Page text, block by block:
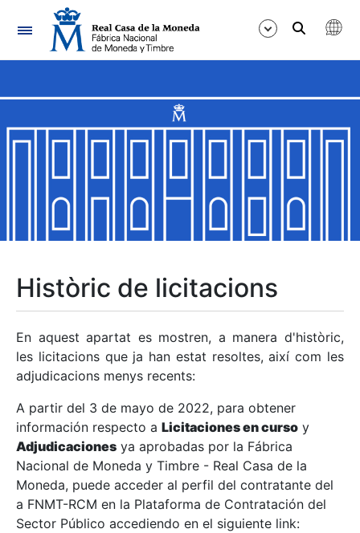
Navegació
Mostra/Amaga
Mostra/Amaga
Mostra/Amaga
Mostra/Amaga
Mostra/Amaga
Històric de licitacions
En aquest apartat es mostren, a manera d'històric,
les licitacions que ja han estat resoltes, així com les
adjudicacions menys recents:
A partir del 3 de mayo de 2022, para obtener
información respecto a Licitaciones en curso y
Adjudicaciones ya aprobadas por la Fábrica
Nacional de Moneda y Timbre - Real Casa de la
Moneda, puede acceder al perfil del contratante del
a FNMT-RCM en la Plataforma de Contratación del
Sector Público accediendo en el siguiente link: